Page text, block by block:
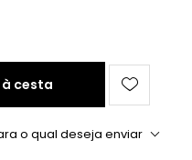
cesta
o qual deseja enviar